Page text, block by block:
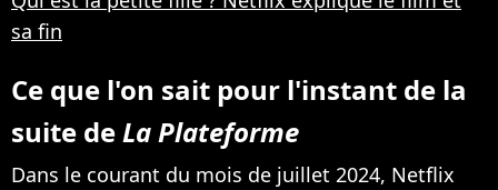
sa fin
Ce que l'on sait pour l'instant de la
suite deLa Plateforme
Dans le courant du mois de juillet 2024, Netflix